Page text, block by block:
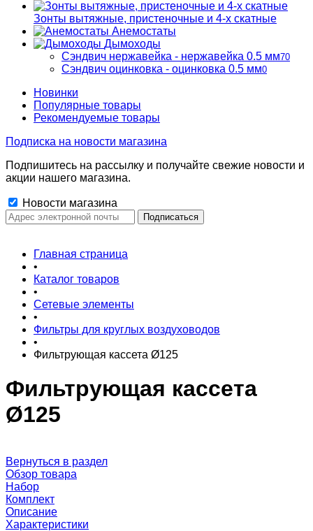
Зонты вытяжные, пристеночные и 4-х скатные
Анемостаты
Дымоходы
Сэндвич нержавейка - нержавейка 0.5 мм70
Сэндвич оцинковка - оцинковка 0.5 мм0
Новинки
Популярные товары
Рекомендуемые товары
Подписка на новости магазина
Подпишитесь на рассылку и получайте свежие новости и
акции нашего магазина.
Новости магазина
Главная страница
•
Каталог товаров
•
Сетевые элементы
•
Фильтры для круглых воздуховодов
•
Фильтрующая кассета Ø125
Фильтрующая кассета
Ø125
Вернуться в раздел
Обзор товара
Набор
Комплект
Описание
Характеристики